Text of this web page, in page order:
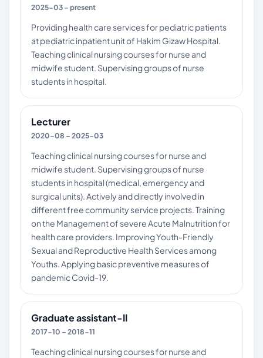
2025-03 – present
Providing health care services for pediatric patients
at pediatric inpatient unit of Hakim Gizaw Hospital.
Teaching clinical nursing courses for nurse and
midwife student. Supervising groups of nurse
students in hospital.
Lecturer
2020-08 – 2025-03
Teaching clinical nursing courses for nurse and
midwife student. Supervising groups of nurse
students in hospital (medical, emergency and
surgical units). Actively and directly involved in
different free community service projects. Training
on the Management of severe Acute Malnutrition for
health care providers. Improving Youth-Friendly
Sexual and Reproductive Health Services among
Youths. Applying basic preventive measures of
pandemic Covid-19.
Graduate assistant-II
2017-10 – 2018-11
Teaching clinical nursing courses for nurse and